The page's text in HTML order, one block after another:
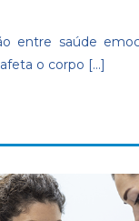
entre saúde
o corpo […]